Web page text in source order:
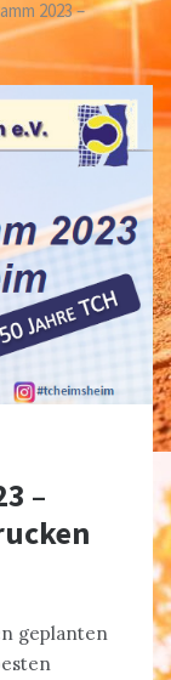
2023 –
–
geplanten